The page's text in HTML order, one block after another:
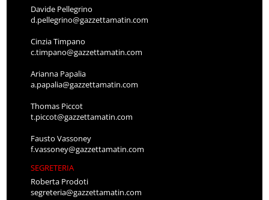
Davide Pellegrino
d.pellegrino@gazzettamatin.com
Cinzia Timpano
c.timpano@gazzettamatin.com
Arianna Papalia
a.papalia@gazzettamatin.com
Thomas Piccot
t.piccot@gazzettamatin.com
Fausto Vassoney
f.vassoney@gazzettamatin.com
SEGRETERIA
Roberta Prodoti
segreteria@gazzettamatin.com